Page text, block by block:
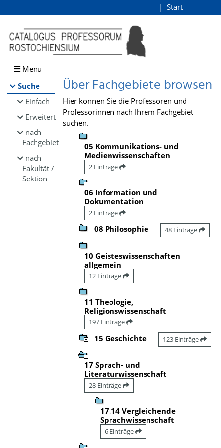
Browsen
direkt zum Inhalt
Start
Menü
Suche
Einfach
Erweitert
nach
Fachgebiet
nach
Fakultät /
Sektion
Über Fachgebiete browsen
Hier können Sie die Professoren und
Professorinnen nach Ihrem Fachgebiet
suchen.
05 Kommunikations- und
Medienwissenschaften
2 Einträge
06 Information und
Dokumentation
2 Einträge
08 Philosophie 48 Einträge
10 Geisteswissenschaften
allgemein
12 Einträge
11 Theologie,
Religionswissenschaft
197 Einträge
15 Geschichte 123 Einträge
17 Sprach- und
Literaturwissenschaft
28 Einträge
17.14 Vergleichende
Sprachwissenschaft
6 Einträge